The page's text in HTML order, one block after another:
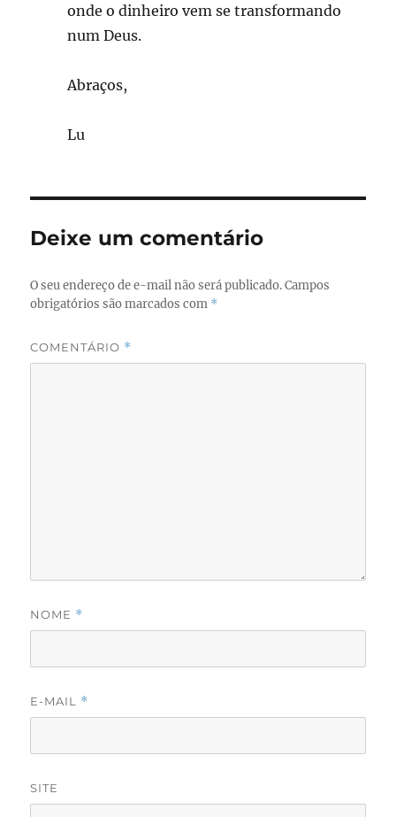
onde o dinheiro vem se transformando
num Deus.
Abraços,
Lu
Deixe um comentário
O seu endereço de e-mail não será publicado. Campos
obrigatórios são marcados com *
COMENTÁRIO *
NOME *
E-MAIL *
SITE